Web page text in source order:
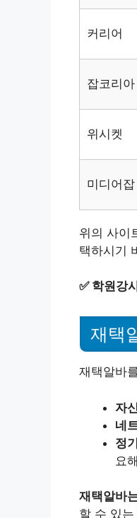
커리어
잡코리아
위시켓
미디어잡
위의 사이
택하시기
✅ 학원강
재택
재택알바
자
네
정
요
재택알바
할 수 있